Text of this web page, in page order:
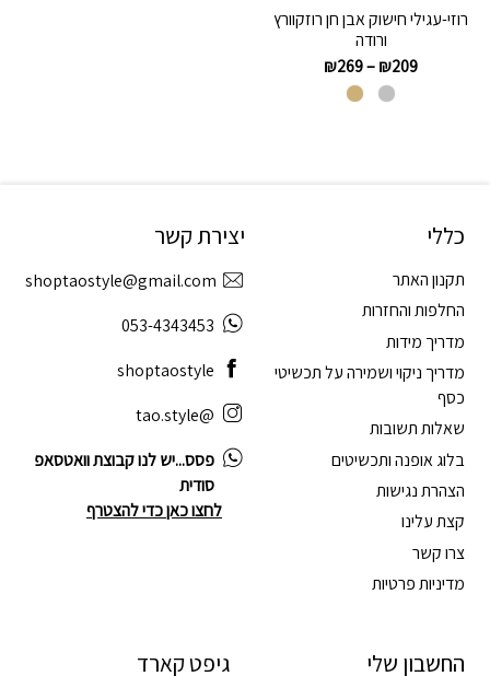
רוזי-עגילי חישוק אבן חן רוזקוורץ
ורודה
₪209
–
₪269
כללי
תקנון האתר
החלפות והחזרות
מדריך מידות
מדריך ניקוי ושמירה על תכשיטי
כסף
שאלות תשובות
בלוג אופנה ותכשיטים
הצהרת נגישות
קצת עלינו
צרו קשר
מדיניות פרטיות
החשבון שלי
יצירת קשר
shoptaostyle@gmail.com
053-4343453
shoptaostyle
@tao.style
פסס...יש לנו קבוצת וואטסאפ
סודית
לחצו כאן כדי להצטרף
גיפט קארד